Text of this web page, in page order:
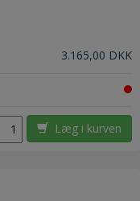
3.165,00 DKK
Læg i kurven